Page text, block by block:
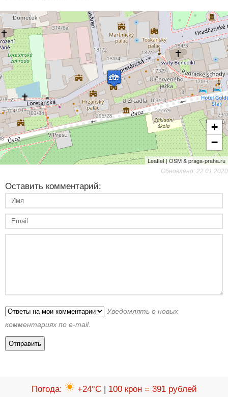
+
−
Leaflet | OSM & praga-praha.ru
Обновлено: 22.01.2020
Оставить комментарий:
Уведомлять о новых
комментариях по e-mail.
Погода: +24°C| 100 крон = 391 рублей